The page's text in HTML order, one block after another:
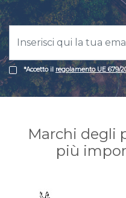
usate ritraggono gli
stoccati nel nostro
metodo. Per
e, in particolare,
*Accetto il regolamento UE 679/
Marchi degli
più